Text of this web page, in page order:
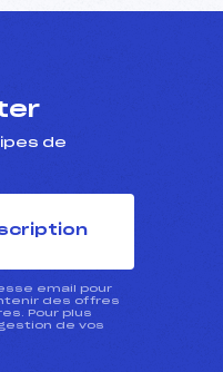
de
email pour
des offres
Pour plus
de vos